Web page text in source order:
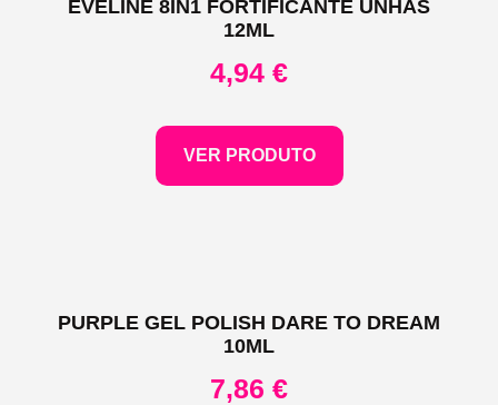
EVELINE 8IN1 FORTIFICANTE UNHAS
12ML
4,94 €
VER PRODUTO
PURPLE GEL POLISH DARE TO DREAM
10ML
7,86 €